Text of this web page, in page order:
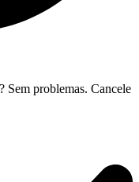
Sem problemas. Cancele